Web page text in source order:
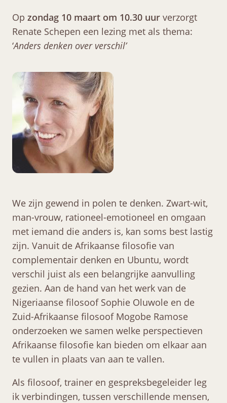
Op zondag 10 maart om 10.30 uur verzorgt
Renate Schepen een lezing met als thema:
‘Anders denken over verschil’
We zijn gewend in polen te denken. Zwart-wit,
man-vrouw, rationeel-emotioneel en omgaan
met iemand die anders is, kan soms best lastig
zijn. Vanuit de Afrikaanse filosofie van
complementair denken en Ubuntu, wordt
verschil juist als een belangrijke aanvulling
gezien. Aan de hand van het werk van de
Nigeriaanse filosoof Sophie Oluwole en de
Zuid-Afrikaanse filosoof Mogobe Ramose
onderzoeken we samen welke perspectieven
Afrikaanse filosofie kan bieden om elkaar aan
te vullen in plaats van aan te vallen.
Als filosoof, trainer en gespreksbegeleider leg
ik verbindingen, tussen verschillende mensen,